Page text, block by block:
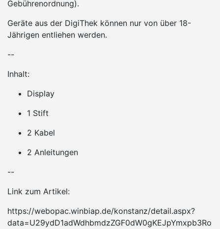
Gebührenordnung).
Geräte aus der DigiThek können nur von über 18-
Jährigen entliehen werden.
--
Inhalt:
Display
1 Stift
2 Kabel
2 Anleitungen
--
Link zum Artikel:
https://webopac.winbiap.de/konstanz/detail.aspx?
data=U29ydD1adWdhbmdzZGF0dW0gKEJpYmxpb3Ro